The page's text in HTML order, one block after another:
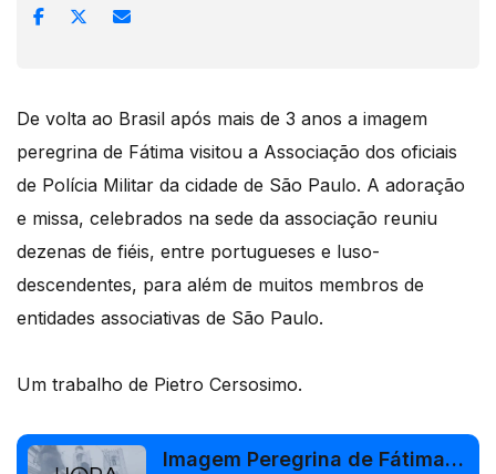
De volta ao Brasil após mais de 3 anos a imagem
peregrina de Fátima visitou a Associação dos oficiais
de Polícia Militar da cidade de São Paulo. A adoração
e missa, celebrados na sede da associação reuniu
dezenas de fiéis, entre portugueses e luso-
descendentes, para além de muitos membros de
entidades associativas de São Paulo.
Um trabalho de Pietro Cersosimo.
Imagem Peregrina de Fátima